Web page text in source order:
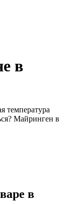
в
температура
Майринген в
в